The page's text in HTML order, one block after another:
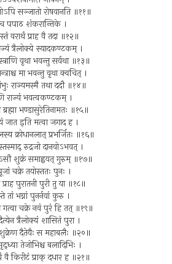
सञ्जातो रोषवानति ॥११॥
च पपाठ शंकरान्तिके ।
वरार्थं प्राह वै तदा ॥१२॥
त्रैलोक्ये स्यादकण्टकम् ।
वृथा भवन्तु सर्वथा ॥१३॥
मा भवन्तु वृथा क्वचित् ।
राज्यमस्मै तथा ददौ ॥१४॥
राज्यं भवत्वकण्टकम् ।
ब्रह्मा भण्डासुरेतिनामतः ॥१५॥
जात इति मत्वा जगाद ह ।
क्रोधानलात् प्रभर्जितः ॥१६॥
रुद्रजो दानवोऽभवत् ।
शुक्रं समाह्वयत् गुरुम् ॥१७॥
चक्रे तयोस्ततः पुनः ।
पुरातनी पुरी तु या ॥१८॥
तां भग्नां पुनर्नवां कुरु ।
गत्वा चक्रे नवं पुरं हि तत् ॥१९॥
त्रैलोक्यं शासितं पुरा ।
शुक्रेण दैतेयैः स महाबलैः ॥२०॥
तेजोभिश्च बलादिभिः ।
वै किरीटं प्राक् दधार ह ॥२१॥